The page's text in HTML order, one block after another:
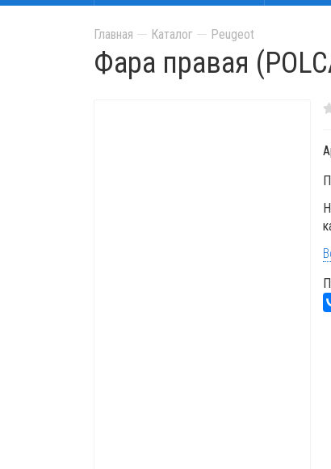
Главная Каталог Peugeot
Фара правая